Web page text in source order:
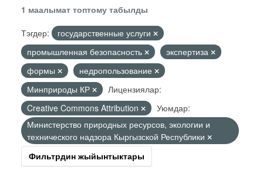
1 маалымат топтому табылды
Тэгдер:
государственные услуги
промышленная безопасность
экспертиза
формы
недропользование
Минприроды КР
Лицензиялар:
Creative Commons Attribution
Уюмдар:
Министерство природных ресурсов, экологии и
технического надзора Кыргызской Республики
Фильтрдин жыйынтыктары